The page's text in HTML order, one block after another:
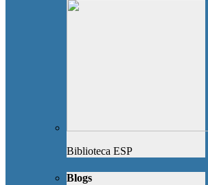
Biblioteca ESP
Blogs